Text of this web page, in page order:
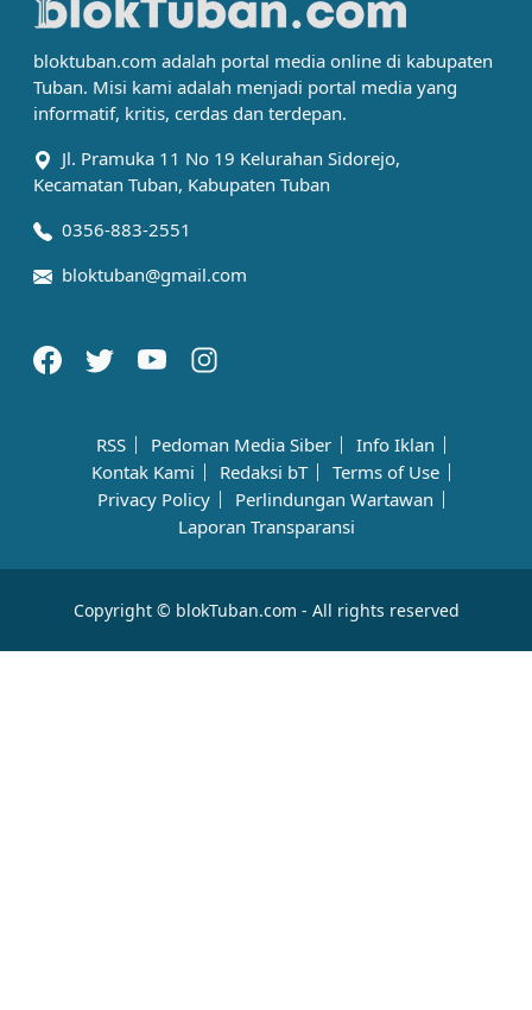
bloktuban.com adalah portal media online di kabupaten
Tuban. Misi kami adalah menjadi portal media yang
informatif, kritis, cerdas dan terdepan.
Jl. Pramuka 11 No 19 Kelurahan Sidorejo,
Kecamatan Tuban, Kabupaten Tuban
0356-883-2551
bloktuban@gmail.com
RSS Pedoman Media Siber
Info Iklan
Kontak Kami
Redaksi bT
Terms of Use
Privacy Policy
Perlindungan Wartawan
Laporan Transparansi
Copyright © blokTuban.com - All rights reserved